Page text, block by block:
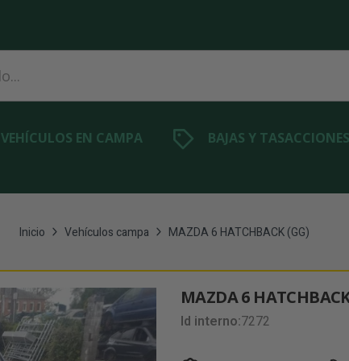
VEHÍCULOS EN CAMPA BAJAS Y TASACCIONES
Inicio Vehículos campa MAZDA 6 HATCHBACK (GG)
MAZDA 6
Id interno:7272